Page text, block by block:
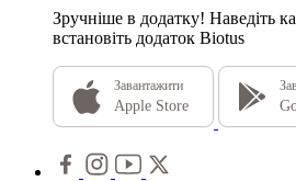
Зручніше в додатку! Наведіть
встановіть додаток Biotus
Завантажити
Apple Store